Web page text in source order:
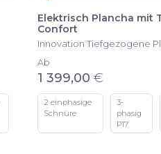
Elektrisch Plancha mit
Confort
Innovation Tiefgezogene
Ab
1 399,00 €
2 einphasige
Schnüre
3-
phasig
P17